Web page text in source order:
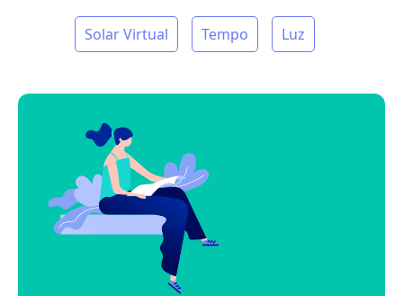
Solar Virtual Tempo Luz